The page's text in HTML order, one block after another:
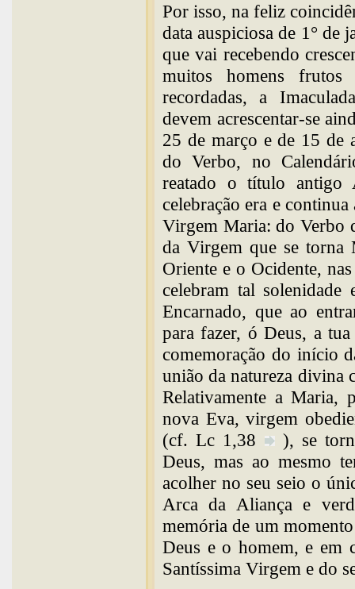
Por isso, na feliz
data auspiciosa de 1° de
que vai recebendo
muitos homens
recordadas, a
devem acrescentar-se
25 de março e de 15 de
do Verbo, no
reatado o título antigo
celebração era e
Virgem Maria: do Verbo
da Virgem que se torna
Oriente e o Ocidente,
celebram tal
Encarnado, que ao
para fazer, ó Deus, a
comemoração do início
união da natureza divina
Relativamente a Maria,
nova Eva, virgem
(cf. Lc 1,38
), se
Deus, mas ao mesmo
acolher no seu seio o
Arca da Aliança e
memória de um
Deus e o homem, e em
Santíssima Virgem e do